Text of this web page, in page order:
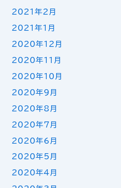
2021年2月
2021年1月
2020年12月
2020年11月
2020年10月
2020年9月
2020年8月
2020年7月
2020年6月
2020年5月
2020年4月